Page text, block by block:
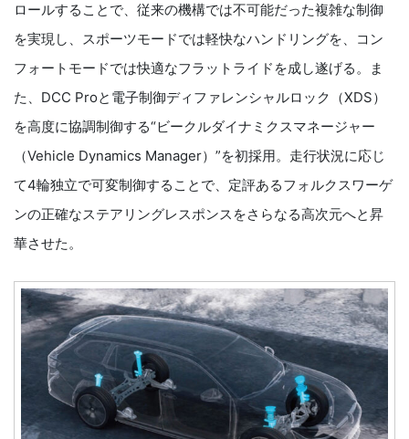
ロールすることで、従来の機構では不可能だった複雑な制御
を実現し、スポーツモードでは軽快なハンドリングを、コン
フォートモードでは快適なフラットライドを成し遂げる。ま
た、DCC Proと電子制御ディファレンシャルロック（XDS）
を高度に協調制御する“ビークルダイナミクスマネージャー
（Vehicle Dynamics Manager）”を初採用。走行状況に応じ
て4輪独立で可変制御することで、定評あるフォルクスワーゲ
ンの正確なステアリングレスポンスをさらなる高次元へと昇
華させた。